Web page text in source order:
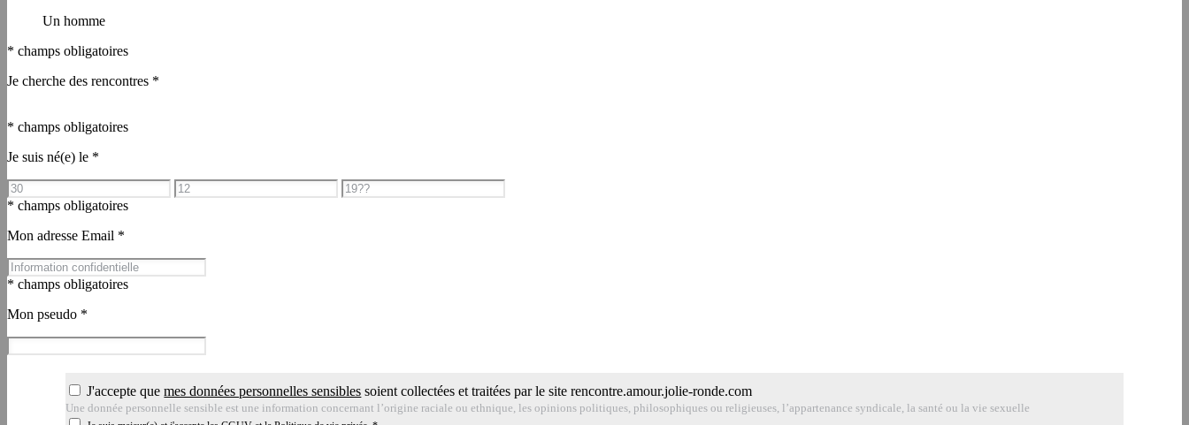
Un homme
* champs obligatoires
Je cherche des rencontres *
* champs obligatoires
Je suis né(e) le *
* champs obligatoires
Mon adresse Email *
* champs obligatoires
Mon pseudo *
J'accepte quemes données personnelles sensibles soient collectées et traitées par le site rencontre.amour.jolie-ronde.com
Une donnée personnelle sensible est une information concernant l’origine raciale ou ethnique, les opinions politiques, philosophiques ou religieuses, l’appartenance syndicale, la santé ou la vie sexuelle